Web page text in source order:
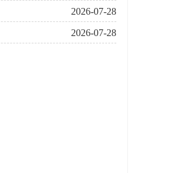
2026-07-28
2026-07-28